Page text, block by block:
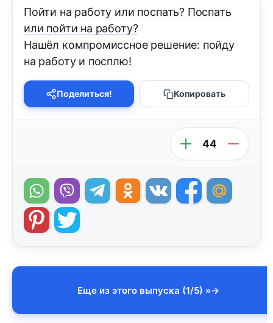
Пойти на работу или поспать? Поспать
или пойти на работу?
Нашёл компромиссное решение: пойду
на работу и посплю!
Поделиться! Копировать
44
Еще из этого выпуска (1/5) »